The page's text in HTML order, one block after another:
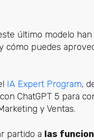
último modelo
cómo puedes
IA Expert Program,
ChatGPT 5 para
y Ventas.
partido a las